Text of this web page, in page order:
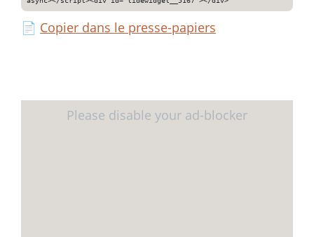
📄 Copier dans le presse-papiers